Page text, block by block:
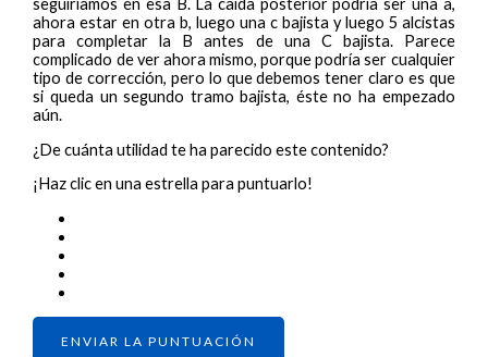
seguiríamos en esa B. La caída posterior podría ser una a,
ahora estar en otra b, luego una c bajista y luego 5 alcistas
para completar la B antes de una C bajista. Parece
complicado de ver ahora mismo, porque podría ser cualquier
tipo de corrección, pero lo que debemos tener claro es que
si queda un segundo tramo bajista, éste no ha empezado
aún.
¿De cuánta utilidad te ha parecido este contenido?
¡Haz clic en una estrella para puntuarlo!
ENVIAR LA PUNTUACIÓN